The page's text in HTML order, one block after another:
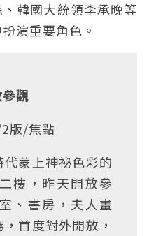
韓國大統領李承晚等
演重要角色。
觀
版/焦點
代蒙上神祕色彩的
樓，昨天開放參
、書房，夫人畫
首度對外開放，